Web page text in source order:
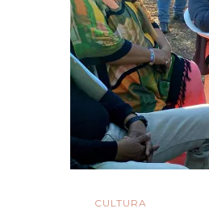
CULTURA